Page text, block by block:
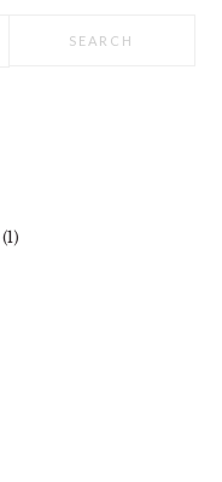
(1)